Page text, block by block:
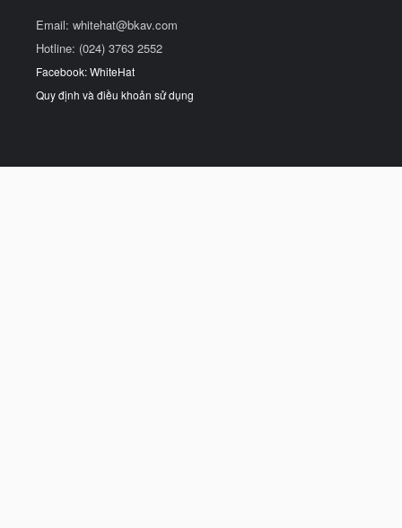
Email: whitehat@bkav.com
Hotline: (024) 3763 2552
Facebook: WhiteHat
Quy định và điều khoản sử dụng